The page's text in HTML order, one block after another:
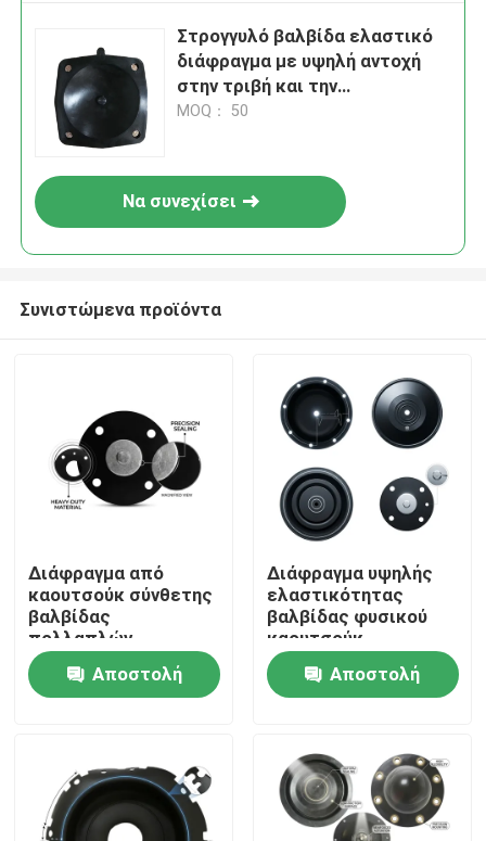
Σπίτι
Σχετικά με εμάς
Στρογγυλό βαλβίδα ελαστικό
διάφραγμα με υψηλή αντοχή
στην τριβή και την
ελαστικότητα
MOQ： 50
Να συνεχίσει
Συνιστώμενα προϊόντα
Διάφραγμα από
καουτσούκ σύνθετης
βαλβίδας
πολλαπλών
στρώσεων EPDM
PTFE
Πολυστρωματικό
Αποστολή
Διάφραγμα υψηλής
ελαστικότητας
βαλβίδας φυσικού
καουτσούκ
σκληρυμένο με θείο
55 Shore A Pneumatic
Actuator OEM
Αποστολή